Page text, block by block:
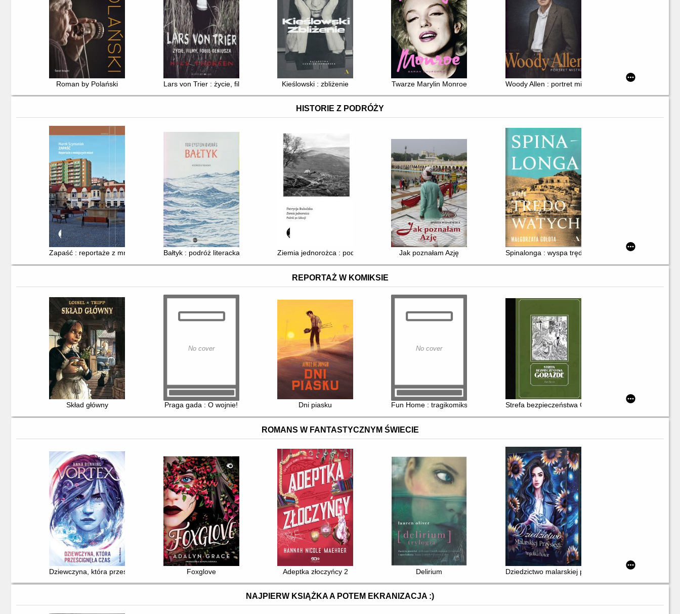
Roman by Polański Lars von Trier : życie, filmy, fobie geniuszaKieślowski : zbliżenie Twarze Marylin Monroe Woody Allen : portret mistrza
HISTORIE Z PODRÓŻY
Zapaść : reportaże z mniejszych miastBałtyk : podróż literacka Ziemia jednorożca : podróż po SzkocjiJak poznałam Azję Spinalonga : wyspa trędowatych
REPORTAŻ W KOMIKSIE
Skład główny
No cover
Praga gada : O wojnie! Dni piasku
No cover
Fun Home : tragikomiks rodzinny Strefa bezpieczeństwa Goražde
ROMANS W FANTASTYCZNYM ŚWIECIE
Dziewczyna, która prześcignęła czas Foxglove Adeptka złoczyńcy 2 Delirium Dziedzictwo malarskiej przysięgi
NAJPIERW KSIĄŻKA A POTEM EKRANIZACJA :)